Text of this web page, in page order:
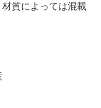
質によっては混載